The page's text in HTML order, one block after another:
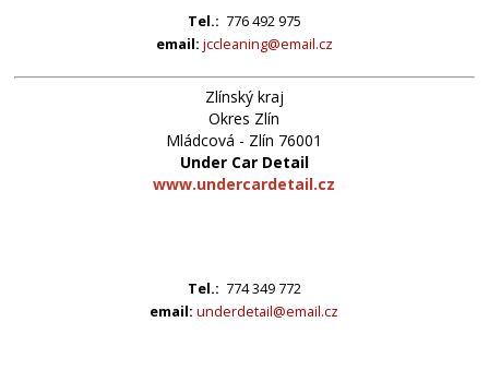
Tel.: 776 492 975
email: jccleaning@email.cz
Zlínský kraj
Okres Zlín
Mládcová - Zlín 76001
Under Car Detail
www.undercardetail.cz
Tel.: 774 349 772
email:underdetail@email.cz